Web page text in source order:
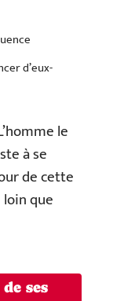
d’eux-
le
à se
de cette
que
ses